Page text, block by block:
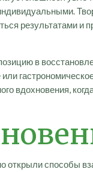
результатами и
в
вдохновения,
способы